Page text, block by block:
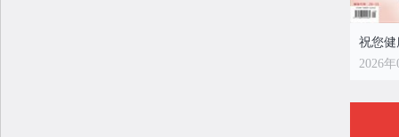
祝您健
2026年